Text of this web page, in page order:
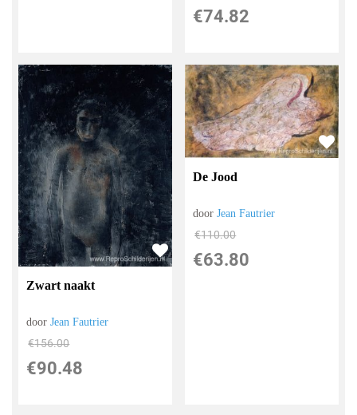
€74.82
Zwart naakt
doorJean Fautrier
€156.00
€90.48
De Jood
doorJean Fautrier
€110.00
€63.80